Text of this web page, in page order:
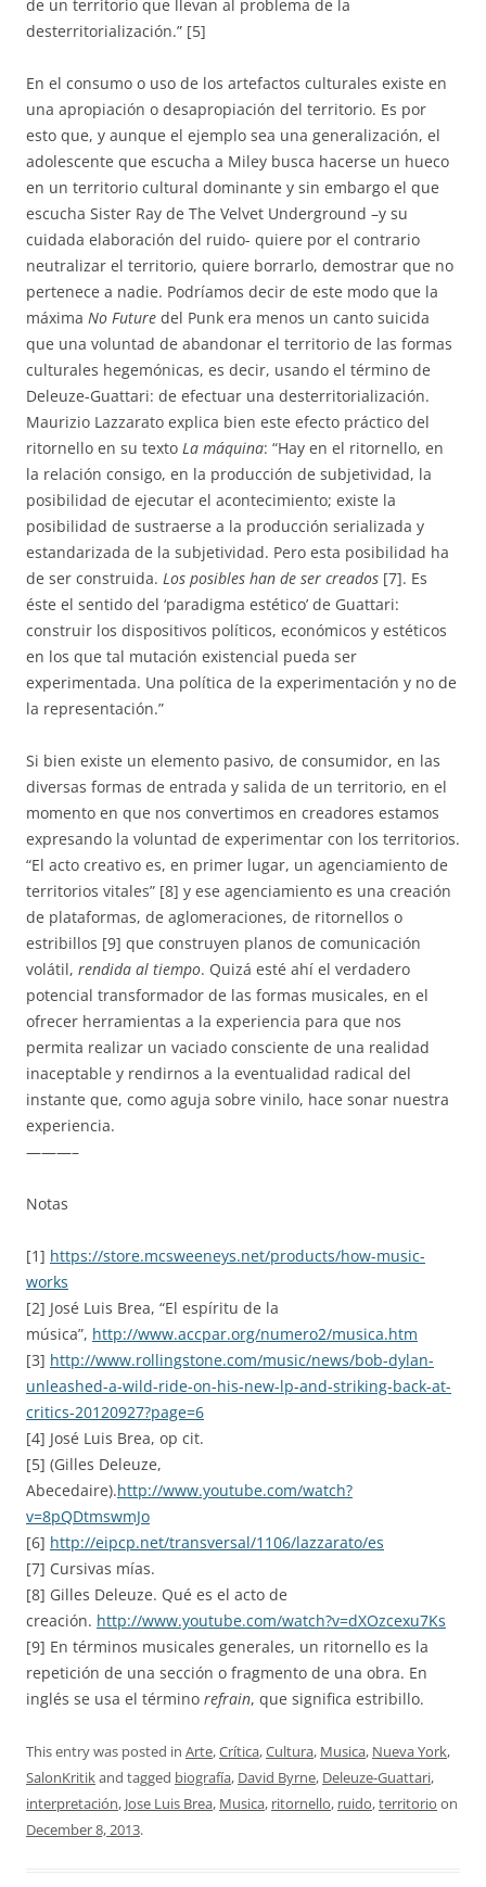
de un territorio que llevan al problema de la
desterritorialización.” [5]
En el consumo o uso de los artefactos culturales existe en
una apropiación o desapropiación del territorio. Es por
esto que, y aunque el ejemplo sea una generalización, el
adolescente que escucha a Miley busca hacerse un hueco
en un territorio cultural dominante y sin embargo el que
escucha Sister Ray de The Velvet Underground –y su
cuidada elaboración del ruido- quiere por el contrario
neutralizar el territorio, quiere borrarlo, demostrar que no
pertenece a nadie. Podríamos decir de este modo que la
máxima No Future del Punk era menos un canto suicida
que una voluntad de abandonar el territorio de las formas
culturales hegemónicas, es decir, usando el término de
Deleuze-Guattari: de efectuar una desterritorialización.
Maurizio Lazzarato explica bien este efecto práctico del
ritornello en su texto La máquina: “Hay en el ritornello, en
la relación consigo, en la producción de subjetividad, la
posibilidad de ejecutar el acontecimiento; existe la
posibilidad de sustraerse a la producción serializada y
estandarizada de la subjetividad. Pero esta posibilidad ha
de ser construida. Los posibles han de ser creados [7]. Es
éste el sentido del ‘paradigma estético’ de Guattari:
construir los dispositivos políticos, económicos y estéticos
en los que tal mutación existencial pueda ser
experimentada. Una política de la experimentación y no de
la representación.”
Si bien existe un elemento pasivo, de consumidor, en las
diversas formas de entrada y salida de un territorio, en el
momento en que nos convertimos en creadores estamos
expresando la voluntad de experimentar con los territorios.
“El acto creativo es, en primer lugar, un agenciamiento de
territorios vitales” [8] y ese agenciamiento es una creación
de plataformas, de aglomeraciones, de ritornellos o
estribillos [9] que construyen planos de comunicación
volátil, rendida al tiempo. Quizá esté ahí el verdadero
potencial transformador de las formas musicales, en el
ofrecer herramientas a la experiencia para que nos
permita realizar un vaciado consciente de una realidad
inaceptable y rendirnos a la eventualidad radical del
instante que, como aguja sobre vinilo, hace sonar nuestra
experiencia.
———–
Notas
[1] https://store.mcsweeneys.net/products/how-music-
works
[2] José Luis Brea, “El espíritu de la
música”, http://www.accpar.org/numero2/musica.htm
[3] http://www.rollingstone.com/music/news/bob-dylan-
unleashed-a-wild-ride-on-his-new-lp-and-striking-back-at-
critics-20120927?page=6
[4] José Luis Brea, op cit.
[5] (Gilles Deleuze,
Abecedaire).http://www.youtube.com/watch?
v=8pQDtmswmJo
[6] http://eipcp.net/transversal/1106/lazzarato/es
[7] Cursivas mías.
[8] Gilles Deleuze. Qué es el acto de
creación. http://www.youtube.com/watch?v=dXOzcexu7Ks
[9] En términos musicales generales, un ritornello es la
repetición de una sección o fragmento de una obra. En
inglés se usa el término refrain, que significa estribillo.
This entry was posted in Arte,Crítica,Cultura, Musica, Nueva York,
SalonKritikand tagged biografía, David Byrne, Deleuze-Guattari,
interpretación, Jose Luis Brea, Musica, ritornello, ruido,territorio on
December 8, 2013.